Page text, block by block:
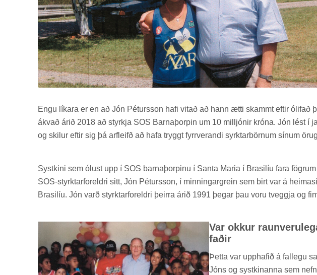
Engu lík­ara er en að Jón Pét­urs­son hafi vit­að að hann ætti skammt eft­ir ólif­að
ákvað árið 2018 að styrkja SOS Barna­þorp­in um 10 millj­ón­ir króna. Jón lést í
og skil­ur eft­ir sig þá arf­leifð að hafa tryggt fyrr­ver­andi syrkt­ar­börn­um sín­um
Systkini sem ólust upp í SOS barna­þorp­inu í Santa Maria í Bras­il­íu fara
SOS-styrktar­for­eldri sitt, Jón Pét­urs­son, í minn­ing­ar­grein sem birt var á
Bras­il­íu. Jón varð styrktar­for­eldri þeirra árið 1991 þeg­ar þau voru tveggja og
Var okk­ur
fað­ir
Þetta var upp­haf­ið á fal­legu
Jóns og systkin­anna sem